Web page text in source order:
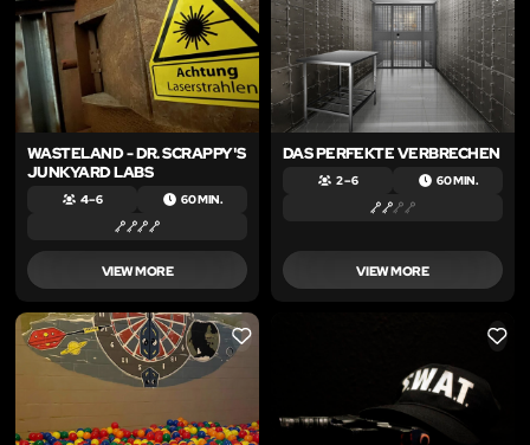
WASTELAND - DR. SCRAPPY'S
JUNKYARD LABS
4 – 6 60 MIN.
VIEW MORE
DAS PERFEKTE VERBRECHEN
2 – 6 60 MIN.
VIEW MORE
LIKE LIKE